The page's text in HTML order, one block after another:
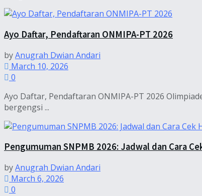
Ayo Daftar, Pendaftaran ONMIPA-PT 2026
byAnugrah Dwian Andari
March 10, 2026
0
Ayo Daftar, Pendaftaran ONMIPA-PT 2026
bergengsi ...
Pengumuman SNPMB 2026: Jadwal dan Cara
byAnugrah Dwian Andari
March 6, 2026
0